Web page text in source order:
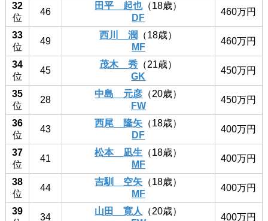
32
位
46
田平 起也（18歳）
DF
460万円
33
位
49
西川 潤 （18歳）
MF
460万円
34
位
45
茂木 秀 （21歳）
GK
450万円
35
位
28
中島 元彦 （20歳）
FW
450万円
36
位
43
西尾 隆矢 （18歳）
DF
400万円
37
位
41
松本 凪生 （18歳）
MF
400万円
38
位
44
吉馴 空矢 （18歳）
MF
400万円
39
34
山田 寛人
（20歳）
400万円